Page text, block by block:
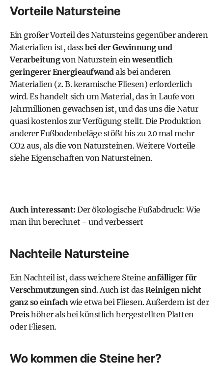
Vorteile Natursteine
Ein großer Vorteil des Natursteins gegenüber anderen
Materialien ist, dassbei der Gewinnung und
Verarbeitungvon Naturstein einwesentlich
geringerer Energieaufwandals bei anderen
Materialien (z. B. keramische Fliesen) erforderlich
wird. Es handelt sich um Material, das in Laufe von
Jahrmillionen gewachsen ist, und das uns die Natur
quasi kostenlos zur Verfügung stellt. Die Produktion
anderer Fußbodenbeläge stößt bis zu 20 mal mehr
CO2 aus, als die von Natursteinen.Weitere Vorteile
siehe Eigenschaften von Natursteinen.
Auch interessant: Der ökologische Fußabdruck: Wie
man ihn berechnet - und verbessert
Nachteile Natursteine
Ein Nachteil ist, dass weichere Steine anfälliger für
Verschmutzungensind. Auch ist dasReinigen nicht
ganz so einfachwie etwa bei Fliesen. Außerdem ist der
Preishöher als bei künstlich hergestellten Platten
oder Fliesen.
Wo kommen die Steine her?